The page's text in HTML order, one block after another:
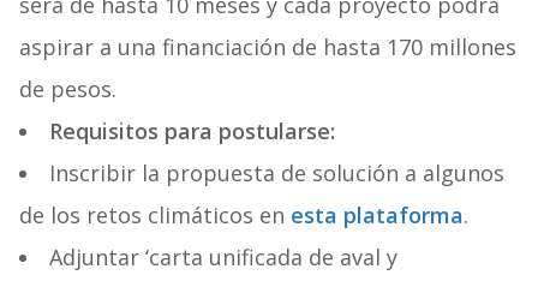
aspirar a una financiación de hasta 170 millones
de pesos.
Requisitos para postularse:
Inscribir la propuesta de solución a algunos
de los retos climáticos en esta plataforma.
Adjuntar ‘carta unificada de aval y